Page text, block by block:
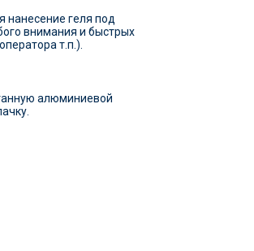
нанесение геля под
внимания и быстрых
т.п.).
алюминиевой